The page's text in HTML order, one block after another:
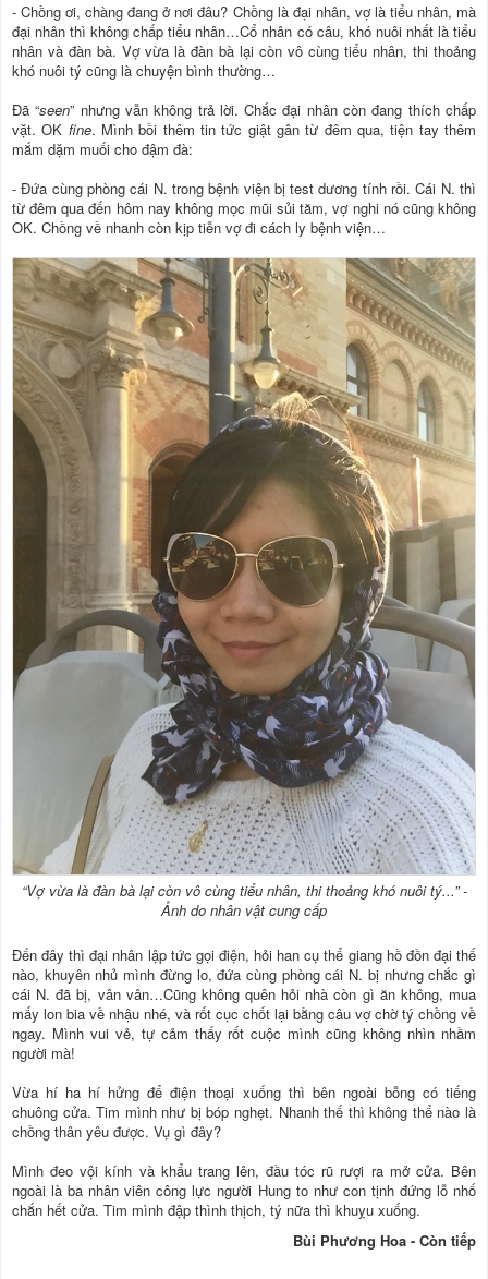
- Chồng ơi, chàng đang ở nơi đâu? Chồng là đại nhân, vợ là tiểu nhân, mà
đại nhân thì không chấp tiểu nhân…Cổ nhân có câu, khó nuôi nhất là tiểu
nhân và đàn bà. Vợ vừa là đàn bà lại còn vô cùng tiểu nhân, thi thoảng
khó nuôi tý cũng là chuyện bình thường…
Đã “seen” nhưng vẫn không trả lời. Chắc đại nhân còn đang thích chấp
vặt. OK fine. Mình bồi thêm tin tức giật gân từ đêm qua, tiện tay thêm
mắm dặm muối cho đậm đà:
- Đứa cùng phòng cái N. trong bệnh viện bị test dương tính rồi. Cái N. thì
từ đêm qua đến hôm nay không mọc mũi sủi tăm, vợ nghi nó cũng không
OK. Chồng về nhanh còn kịp tiễn vợ đi cách ly bệnh viện…
“Vợ vừa là đàn bà lại còn vô cùng tiểu nhân, thi thoảng khó nuôi tý...” -
Ảnh do nhân vật cung cấp
Đến đây thì đại nhân lập tức gọi điện, hỏi han cụ thể giang hồ đồn đại thế
nào, khuyên nhủ mình đừng lo, đứa cùng phòng cái N. bị nhưng chắc gì
cái N. đã bị, vân vân…Cũng không quên hỏi nhà còn gì ăn không, mua
mấy lon bia về nhậu nhé, và rốt cục chốt lại bằng câu vợ chờ tý chồng về
ngay. Mình vui vẻ, tự cảm thấy rốt cuộc mình cũng không nhìn nhầm
người mà!
Vừa hí ha hí hửng để điện thoại xuống thì bên ngoài bỗng có tiếng
chuông cửa. Tim mình như bị bóp nghẹt. Nhanh thế thì không thể nào là
chồng thân yêu được. Vụ gì đây?
Mình đeo vội kính và khẩu trang lên, đầu tóc rũ rượi ra mở cửa. Bên
ngoài là ba nhân viên công lực người Hung to như con tịnh đứng lỗ nhố
chắn hết cửa. Tim mình đập thình thịch, tý nữa thì khuỵu xuống.
Bùi Phương Hoa - Còn tiếp